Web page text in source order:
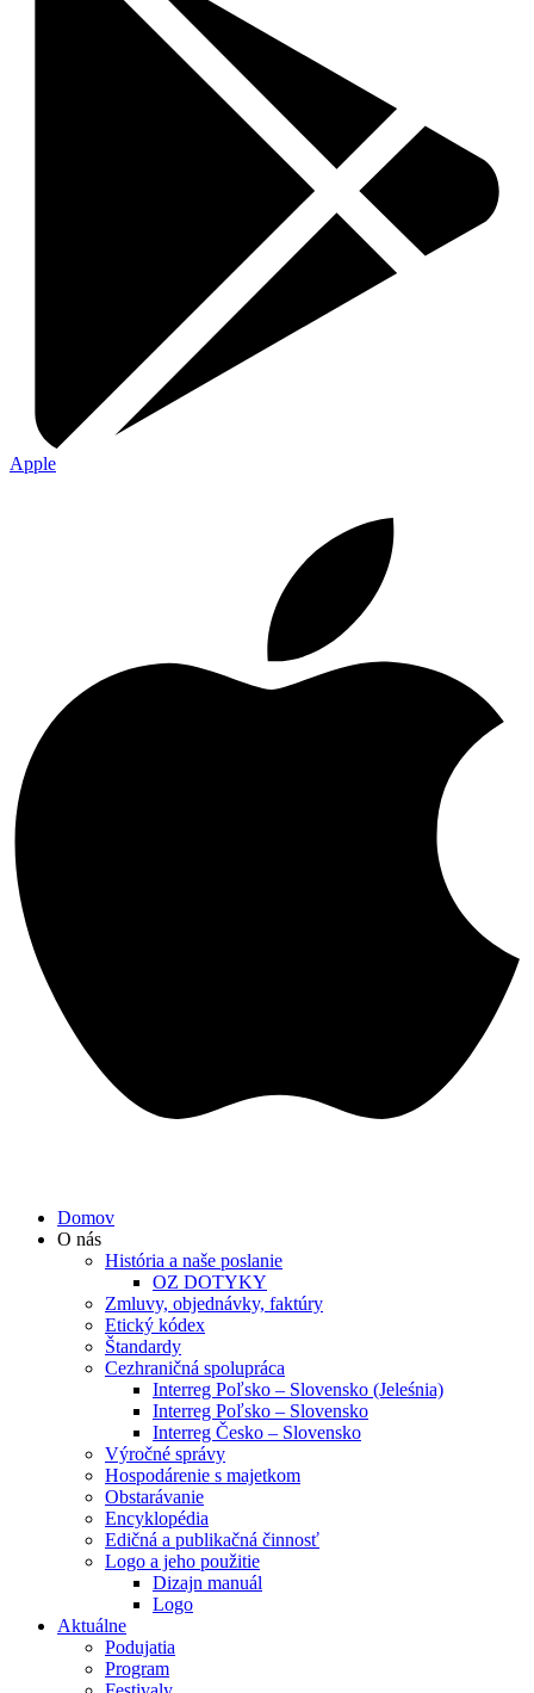
Apple
Domov
O nás
História a naše poslanie
OZ DOTYKY
Zmluvy, objednávky, faktúry
Etický kódex
Štandardy
Cezhraničná spolupráca
Interreg Poľsko – Slovensko (Jeleśnia)
Interreg Poľsko – Slovensko
Interreg Česko – Slovensko
Výročné správy
Hospodárenie s majetkom
Obstarávanie
Encyklopédia
Edičná a publikačná činnosť
Logo a jeho použitie
Dizajn manuál
Logo
Aktuálne
Podujatia
Program